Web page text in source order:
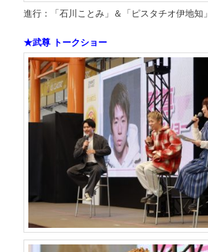
進行：「石川ことみ」＆「ピスタチオ伊地知」
★武尊 トークショー